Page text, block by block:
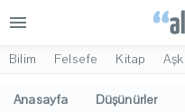
menu
Bilim Felsefe Kitap Aşk
Anasayfa Düşünürler